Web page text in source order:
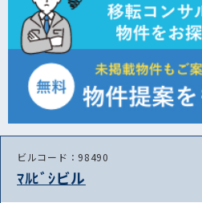
ビルコード：98490
ﾏﾙﾋﾞｼビル